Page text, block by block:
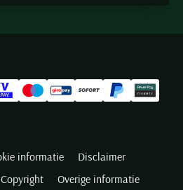
informatie
Disclaimer
Copyright Overige informatie